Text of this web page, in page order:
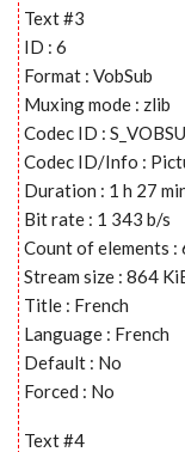
Text #3
ID : 6
Format : VobSub
Muxing mode : zlib
Codec ID :
Codec ID/Info :
Duration : 1 h 27
Bit rate : 1 343 b/s
Count of elements :
Stream size : 864
Title : French
Language : French
Default : No
Forced : No
Text #4